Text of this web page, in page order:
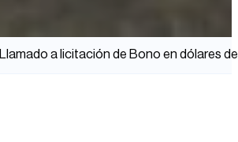
Llamado a licitación de Bono en dólares